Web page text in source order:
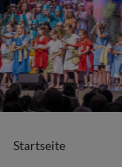
Previous
Startseite